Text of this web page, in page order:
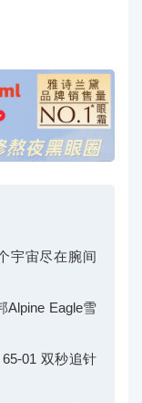
宇宙尽在腕间
Alpine Eagle雪
01 双秒追针